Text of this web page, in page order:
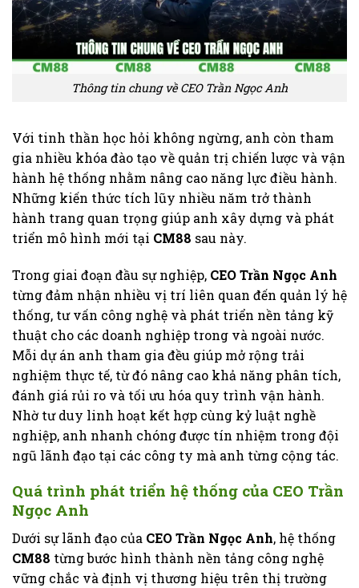
Thông tin chung về CEO Trần Ngọc Anh
Với tinh thần học hỏi không ngừng, anh còn tham
gia nhiều khóa đào tạo về quản trị chiến lược và vận
hành hệ thống nhằm nâng cao năng lực điều hành.
Những kiến thức tích lũy nhiều năm trở thành
hành trang quan trọng giúp anh xây dựng và phát
triển mô hình mới tại CM88 sau này.
Trong giai đoạn đầu sự nghiệp, CEO Trần Ngọc Anh
từng đảm nhận nhiều vị trí liên quan đến quản lý hệ
thống, tư vấn công nghệ và phát triển nền tảng kỹ
thuật cho các doanh nghiệp trong và ngoài nước.
Mỗi dự án anh tham gia đều giúp mở rộng trải
nghiệm thực tế, từ đó nâng cao khả năng phân tích,
đánh giá rủi ro và tối ưu hóa quy trình vận hành.
Nhờ tư duy linh hoạt kết hợp cùng kỷ luật nghề
nghiệp, anh nhanh chóng được tín nhiệm trong đội
ngũ lãnh đạo tại các công ty mà anh từng cộng tác.
Quá trình phát triển hệ thống của CEO Trần
Ngọc Anh
Dưới sự lãnh đạo của CEO Trần Ngọc Anh, hệ thống
CM88 từng bước hình thành nền tảng công nghệ
vững chắc và định vị thương hiệu trên thị trường